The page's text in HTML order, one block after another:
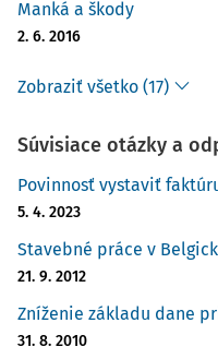
Manká a škody
2. 6. 2016
Zobraziť všetko (17)
Súvisiace otázky a
Povinnosť vystaviť
5. 4. 2023
Stavebné práce v
21. 9. 2012
Zníženie základu dane
31. 8. 2010